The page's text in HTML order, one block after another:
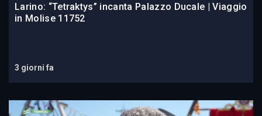
Larino: “Tetraktys” incanta Palazzo Ducale | Viaggio
in Molise 11752
3 giorni fa